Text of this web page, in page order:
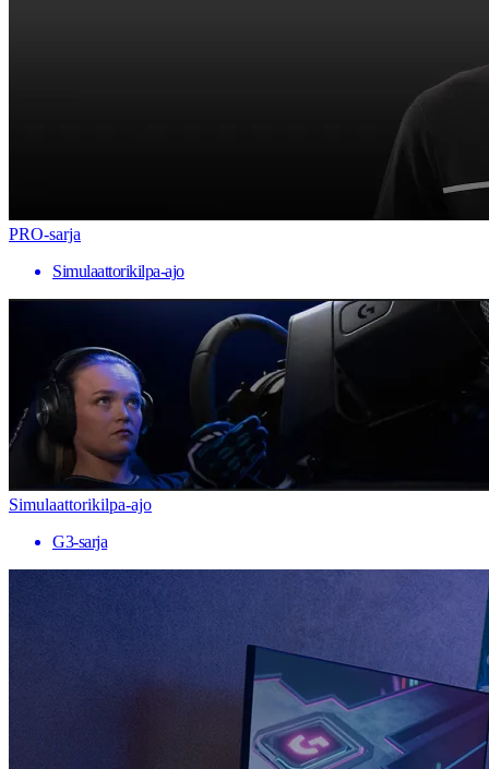
PRO-sarja
Simulaattorikilpa-ajo
Simulaattorikilpa-ajo
G3-sarja